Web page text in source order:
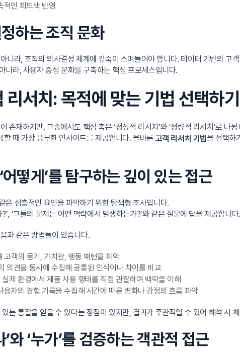
적인 피드백 반영
하는 조직 문화
니라, 조직의 의사결정 체계에 깊숙이 스며들어야 합니다. 데이터 기반의 고
니라, 사용자 중심 문화를 구축하는 핵심 프로세스입니다.
서치: 목적에 맞는 기법 선택하기
존재하지만, 그중에서도 핵심 축은 ‘정성적 리서치’와 ‘정량적 리서치’로 나뉩
때 가장 풍부한 인사이트를 제공합니다. 올바른 고객 리서치 기법을 선택하
어떻게’를 탐구하는 깊이 있는 접근
은 심층적인 요인을 파악하기 위한 탐색형 조사입니다.
‘그들의 문제는 어떤 맥락에서 발생하는가?’와 같은 질문에 답을 제공합
과 같은 방법들이 있습니다.
고객의 동기, 가치관, 행동 패턴을 파악
의견을 동시에 수집해 공통된 인식이나 차이를 비교
제 환경에서 제품 사용 행태를 직접 관찰하여 맥락을 이해
자의 경험 기록을 수집해 시간에 따른 변화나 감정의 흐름 파악
는 통찰을 얻을 수 있다는 장점이 있지만, 결과가 주관적일 수 있어 해석 시
와 ‘누가’를 검증하는 객관적 접근